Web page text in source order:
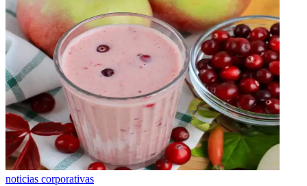
Botafogo
noticias corporativas